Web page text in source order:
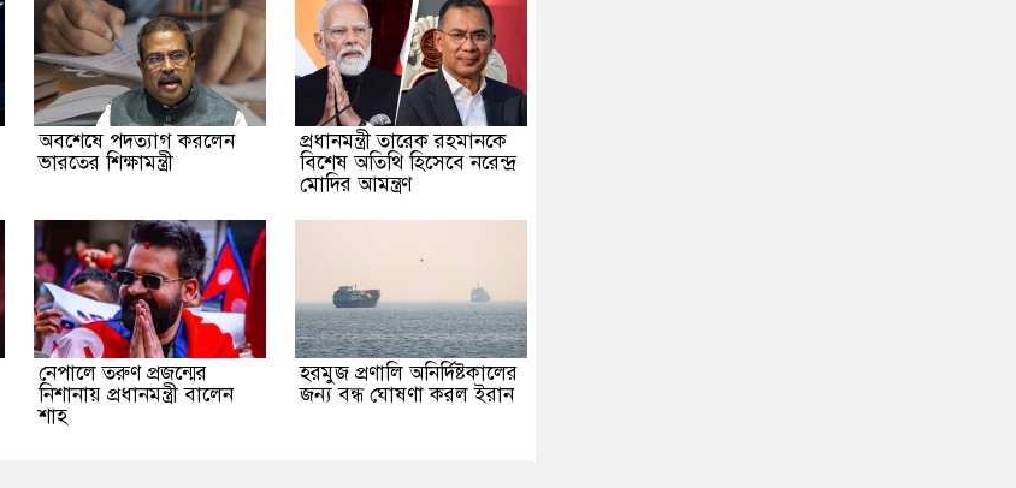
অবশেষে পদত্যাগ করলেন
ভারতের শিক্ষামন্ত্রী
প্রধানমন্ত্রী তারেক রহমানকে
বিশেষ অতিথি হিসেবে নরেন্দ্র
মোদির আমন্ত্রণ
নেপালে তরুণ প্রজন্মের
নিশানায় প্রধানমন্ত্রী বালেন
শাহ
হরমুজ প্রণালি অনির্দিষ্টকালের
জন্য বন্ধ ঘোষণা করল ইরান